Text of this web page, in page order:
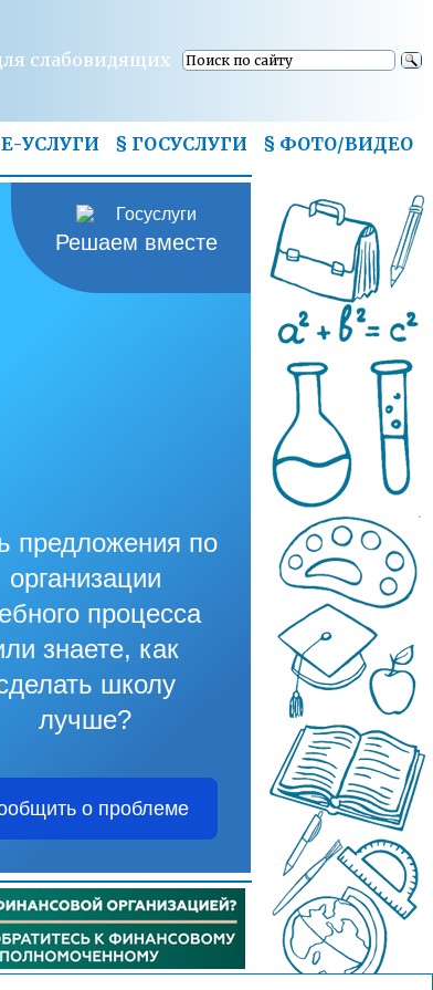
слабовидящих
Е-УСЛУГИ § ГОСУСЛУГИ § ФОТО/ВИДЕО
Решаем вместе
предложения по
организации
процесса
знаете, как
школу
лучше?
о проблеме